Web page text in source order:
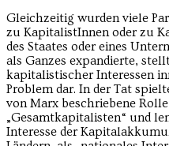
Gleichzeitig wurden viele
zu KapitalistInnen oder zu
des Staates oder eines
als Ganzes expandierte,
kapitalistischer Interessen
Problem dar. In der Tat
von Marx beschriebene
„Gesamtkapitalisten“ und
Interesse der